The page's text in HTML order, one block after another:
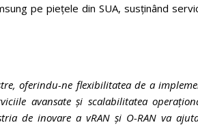
pe piețele din SUA, susținând
oferindu-ne flexibilitatea de a
avansate și scalabilitatea
de inovare a vRAN și O-RAN va